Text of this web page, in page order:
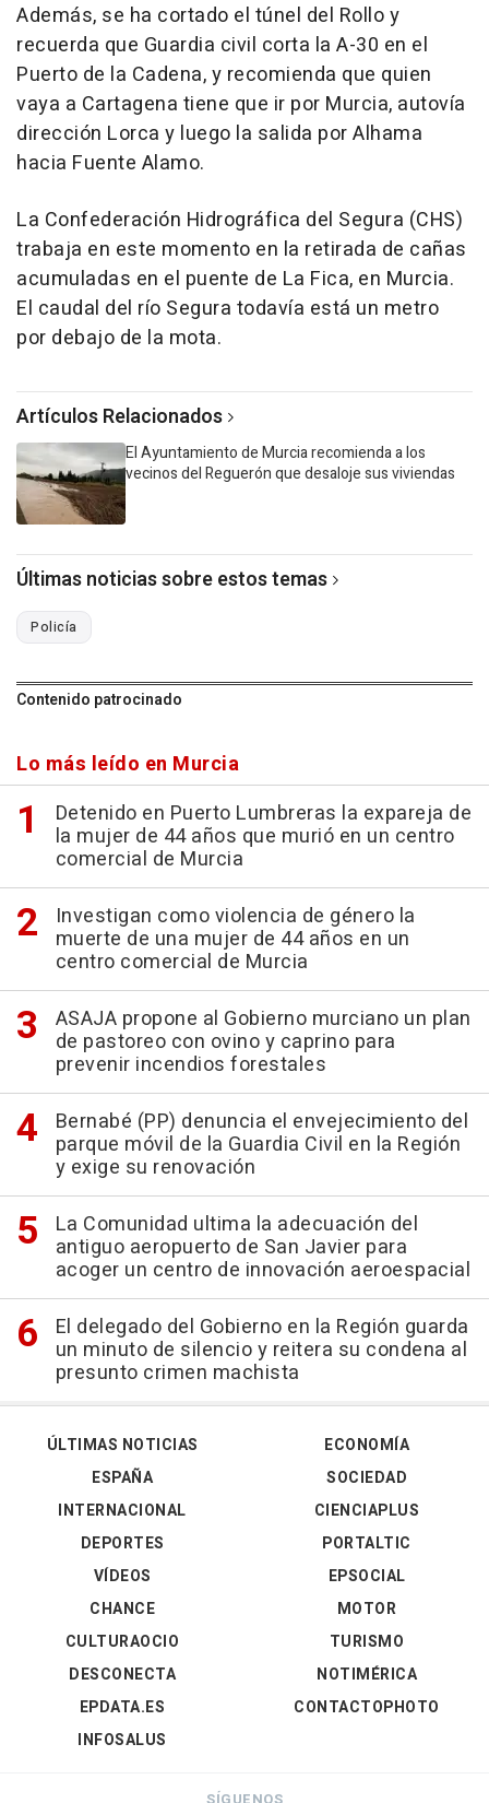
Además, se ha cortado el túnel del Rollo y
recuerda que Guardia civil corta la A-30 en el
Puerto de la Cadena, y recomienda que quien
vaya a Cartagena tiene que ir por Murcia, autovía
dirección Lorca y luego la salida por Alhama
hacia Fuente Alamo.
La Confederación Hidrográfica del Segura (CHS)
trabaja en este momento en la retirada de cañas
acumuladas en el puente de La Fica, en Murcia.
El caudal del río Segura todavía está un metro
por debajo de la mota.
Artículos Relacionados
El Ayuntamiento de Murcia recomienda a los
vecinos del Reguerón que desaloje sus viviendas
Últimas noticias sobre estos temas
Policía
Contenido patrocinado
Lo más leído en Murcia
Detenido en Puerto Lumbreras la expareja de
la mujer de 44 años que murió en un centro
comercial de Murcia
Investigan como violencia de género la
muerte de una mujer de 44 años en un
centro comercial de Murcia
ASAJA propone al Gobierno murciano un plan
de pastoreo con ovino y caprino para
prevenir incendios forestales
Bernabé (PP) denuncia el envejecimiento del
parque móvil de la Guardia Civil en la Región
y exige su renovación
La Comunidad ultima la adecuación del
antiguo aeropuerto de San Javier para
acoger un centro de innovación aeroespacial
El delegado del Gobierno en la Región guarda
un minuto de silencio y reitera su condena al
presunto crimen machista
ÚLTIMAS NOTICIAS
ESPAÑA
INTERNACIONAL
DEPORTES
VÍDEOS
ECONOMÍA
SOCIEDAD
CIENCIAPLUS
PORTALTIC
EPSOCIAL
CHANCE
CULTURAOCIO
DESCONECTA
EPDATA.ES
INFOSALUS
MOTOR
TURISMO
NOTIMÉRICA
CONTACTOPHOTO